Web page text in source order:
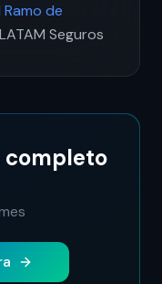
de
Seguros
completo